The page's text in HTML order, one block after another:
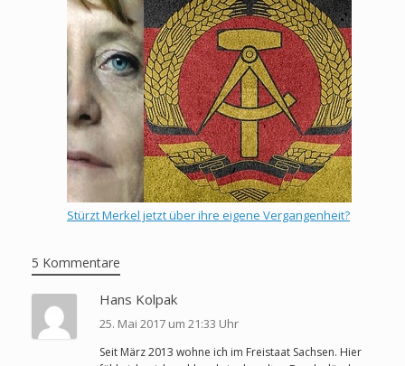
Stürzt Merkel jetzt über ihre eigene Vergangenheit?
5 Kommentare
Hans Kolpak
25. Mai 2017 um 21:33 Uhr
Seit März 2013 wohne ich im Freistaat Sachsen. Hier